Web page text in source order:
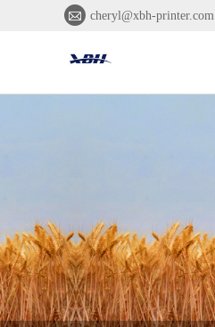
 cheryl@xbh-printer.com